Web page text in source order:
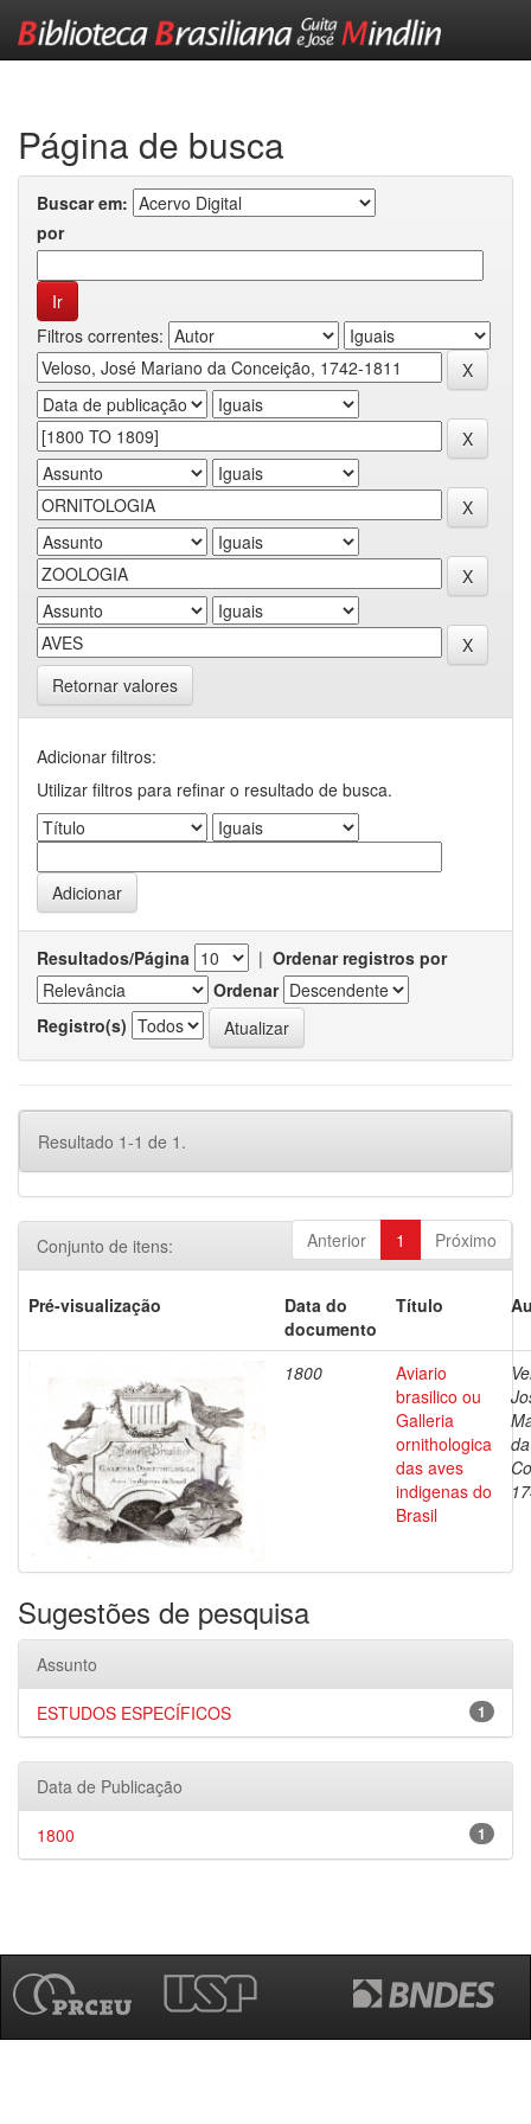
Página de busca
Buscar em:
por
Filtros correntes:
Retornar valores
Adicionar filtros:
Utilizar filtros para refinar o resultado de busca.
Resultados/Página | Ordenar registros por
Ordenar
Registro(s)
Resultado 1-1 de 1.
Anterior 1 Próximo
Conjunto de itens:
Pré-visualização
Data do
documento
Título
1800
Aviario
brasilico ou
Galleria
ornithologica
das aves
indigenas do
Brasil
da
Sugestões de pesquisa
Assunto
1
ESTUDOS ESPECÍFICOS
Data de Publicação
1
1800